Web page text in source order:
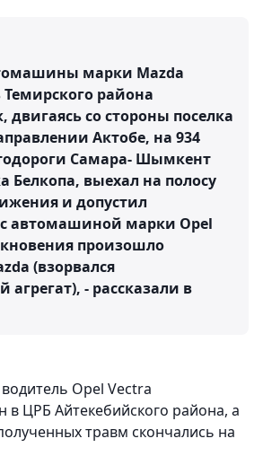
марки Mazda
района
двигаясь со стороны поселка
Актобе, на 934
Самара- Шымкент
Белкопа, выехал на полосу
и допустил
автомашиной марки Opel
произошло
(взорвался
агрегат), - рассказали в
Opel Vectra
в ЦРБ Айтекебийского района, а
травм скончались на